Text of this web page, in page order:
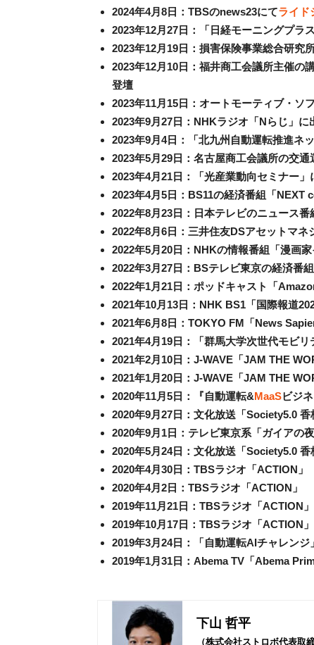
2024年4月8日：TBSのnews23にてライド
2023年12月27日：「日経モーニングプラ
2023年12月19日：損害保険事業総合研究
2023年12月10日：福井商工会議所主催の
登壇
2023年11月15日：オートモーティブ・ソ
2023年9月27日：NHKラジオ「Nらじ」に
2023年9月4日：「北九州自動運転推進ネ
2023年5月29日：名古屋商工会議所の交
2023年4月21日：「光産業動向セミナー」
2023年4月5日：BS11の経済番組「NEXT
2022年8月23日：日本テレビのニュース番
2022年8月6日：三井住友DSアセットマ
2022年5月20日：NHKの情報番組「漫画
2022年3月27日：BSテレビ東京の経済番
2022年1月21日：ポッドキャスト「
2021年10月13日：NHK BS1「国際報道
2021年6月8日：TOKYO FM「News
2021年4月19日：「群馬大学次世代モビ
2021年2月10日：J-WAVE「JAM THE
2021年1月20日：J-WAVE「JAM THE
2020年11月5日：『自動運転&MaaSビジ
2020年9月27日：文化放送「Society5.0 香
2020年9月1日：テレビ東京系「ガイアの夜
2020年5月24日：文化放送「Society5.0 香
2020年4月30日：TBSラジオ「ACTION」
2020年4月2日：TBSラジオ「ACTION」
2019年11月21日：TBSラジオ「ACTION」
2019年10月17日：TBSラジオ「ACTION」
2019年3月24日：「自動運転AIチャレン
2019年1月31日：Abema TV「Abema
下山 哲平
（株式会社ストロボ代表取